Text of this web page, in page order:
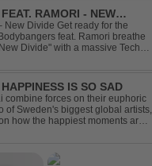
RAMORI - NEW
New Divide Get ready for the
feat. Ramori breathe
Divide" with a massive Techno
IS SO SAD
combine forces on their euphoric
of Sweden's biggest global artists,
how the happiest moments are